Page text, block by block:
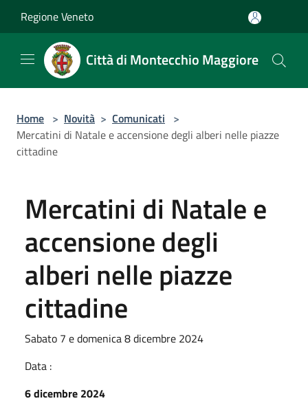
Regione Veneto
Città di Montecchio Maggiore
Home > Novità > Comunicati >
Mercatini di Natale e accensione degli alberi nelle piazze
cittadine
Mercatini di Natale e
accensione degli
alberi nelle piazze
cittadine
Sabato 7 e domenica 8 dicembre 2024
Data :
6 dicembre 2024